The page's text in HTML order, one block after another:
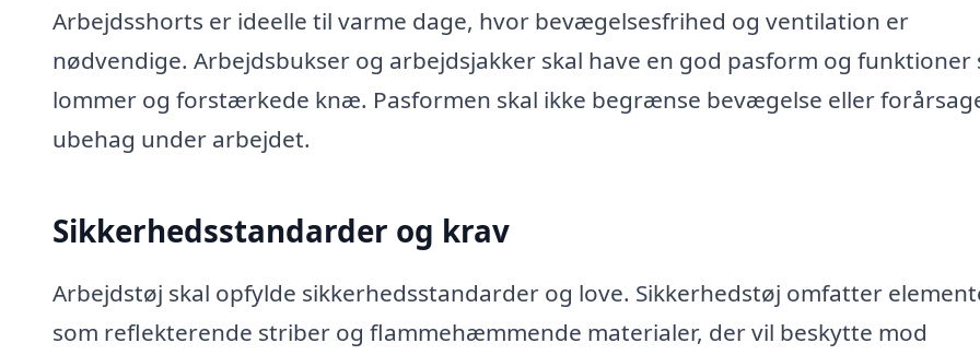
Arbejdsshorts er ideelle til varme dage, hvor bevægelsesfrihed og ventilation er
nødvendige. Arbejdsbukser og arbejdsjakker skal have en god pasform og funktioner
lommer og forstærkede knæ. Pasformen skal ikke begrænse bevægelse eller
ubehag under arbejdet.
Sikkerhedsstandarder og krav
Arbejdstøj skal opfylde sikkerhedsstandarder og love. Sikkerhedstøj omfatter
som reflekterende striber og flammehæmmende materialer, der vil beskytte mod